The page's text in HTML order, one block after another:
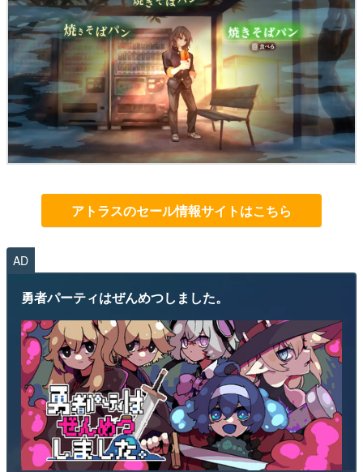
アトラスのセール情報サイトはこちら
AD
勇者パーティはぜんめつしました。